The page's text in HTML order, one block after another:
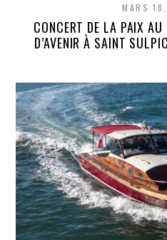
MARS
CONCERT DE LA PAIX AU
D’AVENIR À SAINT